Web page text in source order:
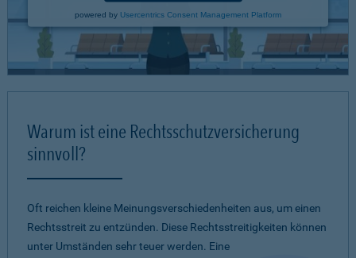
powered by Usercentrics Consent Management Platform
Warum ist eine Rechtsschutzversicherung
sinnvoll?
Oft reichen kleine Meinungsverschiedenheiten aus, um einen
Rechtsstreit zu entzünden. Diese Rechtsstreitigkeiten können
unter Umständen sehr teuer werden. Eine